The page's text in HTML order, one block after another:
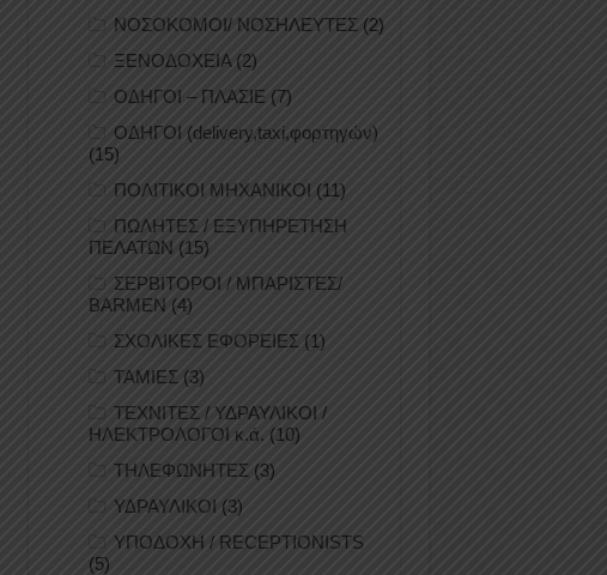
ΝΟΣΟΚΟΜΟΙ/ ΝΟΣΗΛΕΥΤΕΣ (2)
ΞΕΝΟΔΟΧΕΙΑ(2)
ΟΔΗΓΟΙ – ΠΛΑΣΙΕ (7)
ΟΔΗΓΟΙ (delivery,taxi,φορτηγών)
(15)
ΠΟΛΙΤΙΚΟΙ ΜΗΧΑΝΙΚΟΙ (11)
ΠΩΛΗΤΕΣ / ΕΞΥΠΗΡΕΤΗΣΗ
ΠΕΛΑΤΩΝ (15)
ΣΕΡΒΙΤΟΡΟΙ / ΜΠΑΡΙΣΤΕΣ/
BARMEN (4)
ΣΧΟΛΙΚΕΣ ΕΦΟΡΕΙΕΣ (1)
ΤΑΜΙΕΣ (3)
ΤΕΧΝΙΤΕΣ / ΥΔΡΑΥΛΙΚΟΙ /
ΗΛΕΚΤΡΟΛΟΓΟΙ κ.ά. (10)
ΤΗΛΕΦΩΝΗΤΕΣ (3)
ΥΔΡΑΥΛΙΚΟΙ (3)
ΥΠΟΔΟΧΗ / RECEPTIONISTS
(5)